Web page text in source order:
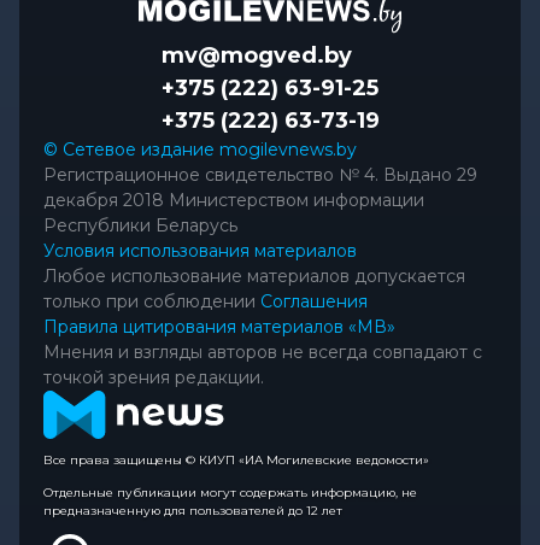
mv@mogved.by
+375 (222) 63-91-25
+375 (222) 63-73-19
© Сетевое издание mogilevnews.by
Регистрационное свидетельство № 4. Выдано 29
декабря 2018 Министерством информации
Республики Беларусь
Условия использования материалов
Любое использование материалов допускается
только при соблюдении Соглашения
Правила цитирования материалов «МВ»
Мнения и взгляды авторов не всегда совпадают с
точкой зрения редакции.
Все права защищены © КИУП «ИА Могилевские ведомости»
Отдельные публикации могут содержать информацию, не
предназначенную для пользователей до 12 лет